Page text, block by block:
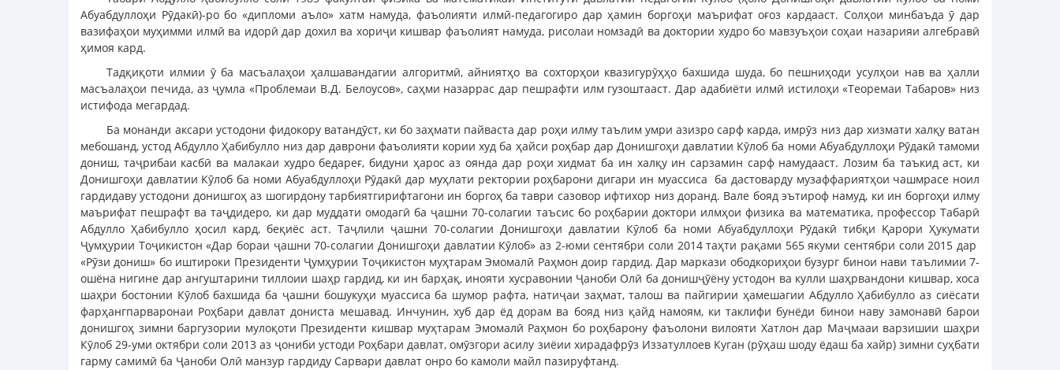
Абуабдуллоҳи Рӯдакӣ)-ро бо «дипломи аъло» хатм намуда, фаъолияти илмӣ-педагогиро дар ҳамин боргоҳи маърифат оғоз кардааст. Солҳои минбаъда ӯ дар
вазифаҳои муҳимми илмӣ ва идорӣ дар дохил ва хориҷи кишвар фаъолият намуда, рисолаи номзадӣ ва доктории худро бо мавзуъҳои соҳаи назарияи алгебравӣ
ҳимоя кард.
Тадқиқоти илмии ӯ ба масъалаҳои ҳалшавандагии алгоритмӣ, айниятҳо ва сохторҳои квазигурӯҳҳо бахшида шуда, бо пешниҳоди усулҳои нав ва ҳалли
масъалаҳои печида, аз ҷумла «Проблемаи В.Д. Белоусов», саҳми назаррас дар пешрафти илм гузоштааст. Дар адабиёти илмӣ истилоҳи «Теоремаи Табаров» низ
истифода мегардад.
Ба монанди аксари устодони фидокору ватандӯст, ки бо заҳмати пайваста дар роҳи илму таълим умри азизро сарф карда, имрӯз низ дар хизмати халқу ватан
мебошанд, устод Абдулло Ҳабибулло низ дар даврони фаъолияти кории худ ба ҳайси роҳбар дар Донишгоҳи давлатии Кӯлоб ба номи Абуабдуллоҳи Рӯдакӣ тамоми
дониш, таҷрибаи касбӣ ва малакаи худро бедареғ, бидуни ҳарос аз оянда дар роҳи хидмат ба ин халқу ин сарзамин сарф намудааст. Лозим ба таъкид аст, ки
Донишгоҳи давлатии Кӯлоб ба номи Абуабдуллоҳи Рӯдакӣ дар муҳлати ректории роҳбарони дигари ин муассиса ба дастоварду музаффариятҳои чашмрасе ноил
гардидаву устодони донишгоҳ аз шогирдону тарбиятгирифтагони ин боргоҳ ба таври сазовор ифтихор низ доранд. Вале бояд эътироф намуд, ки ин боргоҳи илму
маърифат пешрафт ва таҷдидеро, ки дар муддати омодагӣ ба ҷашни 70-солагии таъсис бо роҳбарии доктори илмҳои физика ва математика, профессор Табарӣ
Абдулло Ҳабибулло ҳосил кард, беқиёс аст. Таҷлили ҷашни 70-солагии Донишгоҳи давлатии Кӯлоб ба номи Абуабдуллоҳи Рӯдакӣ тибқи Қарори Ҳукумати
Ҷумҳурии Тоҷикистон «Дар бораи ҷашни 70-солагии Донишгоҳи давлатии Кӯлоб» аз 2-юми сентябри соли 2014 таҳти рақами 565 якуми сентябри соли 2015 дар
«Рӯзи дониш» бо иштироки Президенти Ҷумҳурии Тоҷикистон муҳтарам Эмомалӣ Раҳмон доир гардид. Дар маркази ободкориҳои бузург бинои нави таълимии 7-
ошёна нигине дар ангуштарини тиллоии шаҳр гардид, ки ин барҳақ, инояти хусравонии Ҷаноби Олӣ ба донишҷӯёну устодон ва кулли шаҳрвандони кишвар, хоса
шаҳри бостонии Кӯлоб бахшида ба ҷашни бошукуҳи муассиса ба шумор рафта, натиҷаи заҳмат, талош ва пайгирии ҳамешагии Абдулло Ҳабибулло аз сиёсати
фарҳангпарваронаи Роҳбари давлат дониста мешавад. Инчунин, хуб дар ёд дорам ва бояд низ қайд намоям, ки таклифи бунёди бинои наву замонавӣ барои
донишгоҳ зимни баргузории мулоқоти Президенти кишвар муҳтарам Эмомалӣ Раҳмон бо роҳбарону фаъолони вилояти Хатлон дар Маҷмааи варзишии шаҳри
Кӯлоб 29-уми октябри соли 2013 аз ҷониби устоди Роҳбари давлат, омӯзгори асилу зиёии хирадафрӯз Иззатуллоев Куган (рӯҳаш шоду ёдаш ба хайр) зимни суҳбати
гарму самимӣ ба Ҷаноби Олӣ манзур гардиду Сарвари давлат онро бо камоли майл пазируфтанд.